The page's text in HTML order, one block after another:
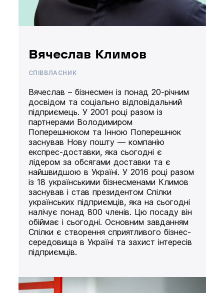
Вячеслав Климов
СПІВВЛАСНИК
Вячеслав – бізнесмен із понад 20-річним
досвідом та соціально відповідальний
підприємець. У 2001 році разом із
партнерами Володимиром
Поперешнюком та Інною Поперешнюк
заснував Нову пошту — компанію
експрес-доставки, яка сьогодні є
лідером за обсягами доставки та є
найшвидшою в Україні. У 2016 році разом
із 18 українськими бізнесменами Климов
заснував і став президентом Спілки
українських підприємців, яка на сьогодні
налічує понад 800 членів. Цю посаду він
обіймає і сьогодні. Основним завданням
Спілки є створення сприятливого бізнес-
середовища в Україні та захист інтересів
підприємців.